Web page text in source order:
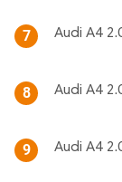
7 Audi A4
8 Audi A4
9 Audi A4